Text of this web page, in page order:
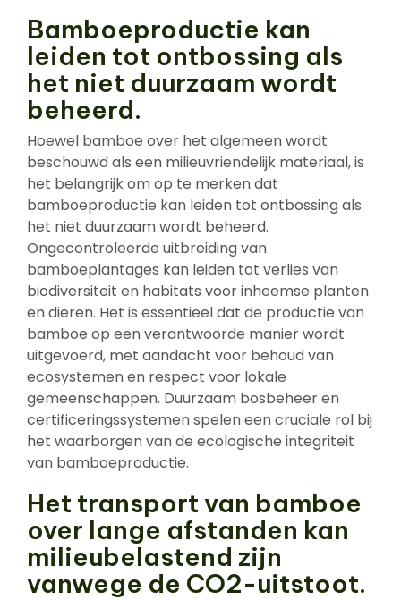
Bamboeproductie kan
leiden tot ontbossing als
het niet duurzaam wordt
beheerd.
Hoewel bamboe over het algemeen wordt
beschouwd als een milieuvriendelijk materiaal, is
het belangrijk om op te merken dat
bamboeproductie kan leiden tot ontbossing als
het niet duurzaam wordt beheerd.
Ongecontroleerde uitbreiding van
bamboeplantages kan leiden tot verlies van
biodiversiteit en habitats voor inheemse planten
en dieren. Het is essentieel dat de productie van
bamboe op een verantwoorde manier wordt
uitgevoerd, met aandacht voor behoud van
ecosystemen en respect voor lokale
gemeenschappen. Duurzaam bosbeheer en
certificeringssystemen spelen een cruciale rol bij
het waarborgen van de ecologische integriteit
van bamboeproductie.
Het transport van bamboe
over lange afstanden kan
milieubelastend zijn
vanwege de CO2-uitstoot.